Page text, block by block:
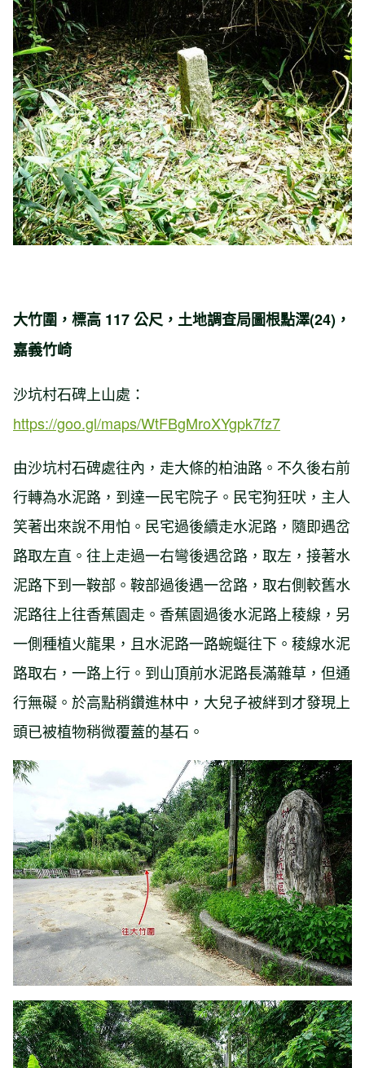
大竹圍，標高 117 公尺，土地調查局圖根點澤(24)，
嘉義竹崎
沙坑村石碑上山處：
https://goo.gl/maps/WtFBgMroXYgpk7fz7
由沙坑村石碑處往內，走大條的柏油路。不久後右前
行轉為水泥路，到達一民宅院子。民宅狗狂吠，主人
笑著出來說不用怕。民宅過後續走水泥路，隨即遇岔
路取左直。往上走過一右彎後遇岔路，取左，接著水
泥路下到一鞍部。鞍部過後遇一岔路，取右側較舊水
泥路往上往香蕉園走。香蕉園過後水泥路上稜線，另
一側種植火龍果，且水泥路一路蜿蜒往下。稜線水泥
路取右，一路上行。到山頂前水泥路長滿雜草，但通
行無礙。於高點稍鑽進林中，大兒子被絆到才發現上
頭已被植物稍微覆蓋的基石。